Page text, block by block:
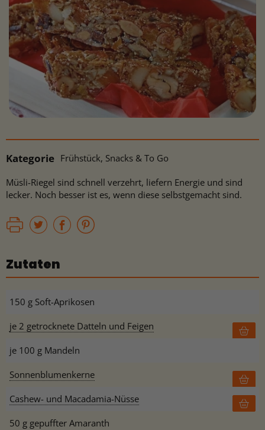
Kategorie Frühstück, Snacks & To Go
Müsli-Riegel sind schnell verzehrt, liefern Energie und sind
lecker. Noch besser ist es, wenn diese selbstgemacht sind.
Zutaten
150 g Soft-Aprikosen
je 2 getrocknete Datteln und Feigen
je 100 g Mandeln
Sonnenblumenkerne
Cashew- und Macadamia-Nüsse
50 g gepuffter Amaranth